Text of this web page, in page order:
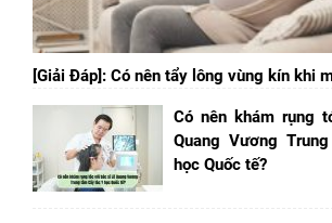
[Giải Đáp]: Có nên tẩy lông vùng kín khi
Có nên khám rụng
Quang Vương
học Quốc tế?